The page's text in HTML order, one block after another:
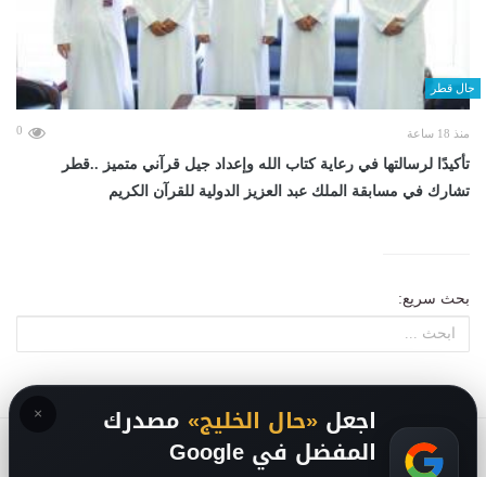
حال قطر
منذ 18 ساعة 0
تأكيدًا لرسالتها في رعاية كتاب الله وإعداد جيل قرآني متميز ..قطر
تشارك في مسابقة الملك عبد العزيز الدولية للقرآن الكريم
بحث سريع:
× اجعل «حال الخليج» مصدرك
المفضل في Google